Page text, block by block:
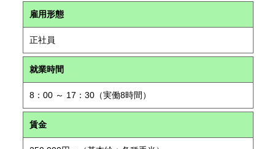
雇用形態
正社員
就業時間
8：00 ～ 17：30（実働8時間）
賃金